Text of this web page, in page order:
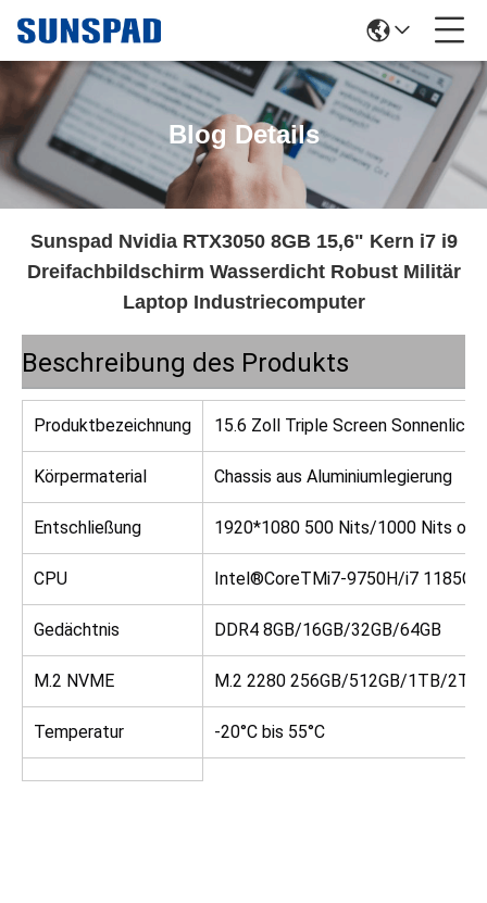
Blog Details
Sunspad Nvidia RTX3050 8GB 15,6" Kern i7 i9
Dreifachbildschirm Wasserdicht Robust Militär
Laptop Industriecomputer
Beschreibung des Produkts
Produktbezeichnung 15.6 Zoll Triple Screen
Körpermaterial Chassis aus Aluminiumlegierung
Entschließung 1920*1080 500 Nits/1000 Nits
CPU Intel®CoreTMi7-9750H/i7
Gedächtnis DDR4 8GB/16GB/32GB/64GB
M.2 NVME M.2 2280 256GB/512GB/1TB/2TB
Temperatur -20°C bis 55°C